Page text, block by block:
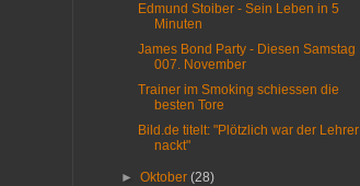
Edmund Stoiber - Sein Leben in 5
Minuten
James Bond Party - Diesen Samstag
007. November
Trainer im Smoking schiessen die
besten Tore
Bild.de titelt: "Plötzlich war der Lehrer
nackt"
►Oktober(28)